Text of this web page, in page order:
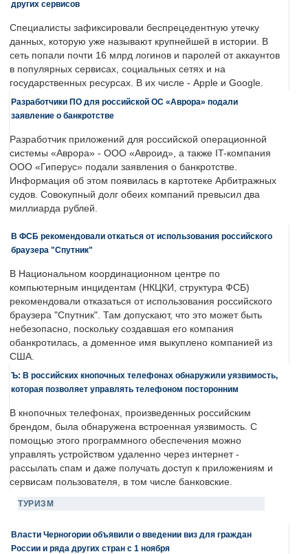
других сервисов
Специалисты зафиксировали беспрецедентную утечку
данных, которую уже называют крупнейшей в истории. В
сеть попали почти 16 млрд логинов и паролей от аккаунтов
в популярных сервисах, социальных сетях и на
государственных ресурсах. В их числе - Apple и Google.
Разработчики ПО для российской ОС «Аврора» подали
заявление о банкротстве
Разработчик приложений для российской операционной
системы «Аврора» - ООО «Авроид», а также IT-компания
ООО «Гиперус» подали заявления о банкротстве.
Информация об этом появилась в картотеке Арбитражных
судов. Совокупный долг обеих компаний превысил два
миллиарда рублей.
В ФСБ рекомендовали откаться от использования российского
браузера "Спутник"
В Национальном координационном центре по
компьютерным инцидентам (НКЦКИ, структура ФСБ)
рекомендовали отказаться от использования российского
браузера "Спутник". Там допускают, что это может быть
небезопасно, поскольку создавшая его компания
обанкротилась, а доменное имя выкуплено компанией из
США.
Ъ: В российских кнопочных телефонах обнаружили уязвимость,
которая позволяет управлять телефоном посторонним
В кнопочных телефонах, произведенных российским
брендом, была обнаружена встроенная уязвимость. С
помощью этого программного обеспечения можно
управлять устройством удаленно через интернет -
рассылать спам и даже получать доступ к приложениям и
сервисам пользователя, в том числе банковские.
ТУРИЗМ
Власти Черногории объявили о введении виз для граждан
России и ряда других стран с 1 ноября